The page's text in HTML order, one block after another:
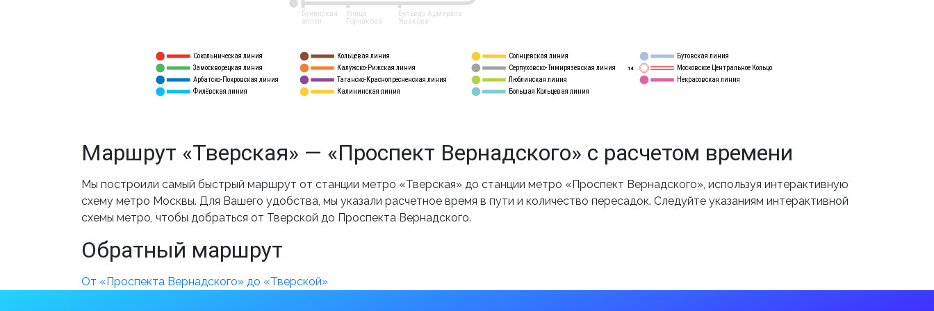
Сокольническая линия
Замоскворецкая линия
Арбатско-Покровская линия
Филёвская линия
Кольцевая линия
Калужско-Рижская линия
Таганско-Краснопресненская линия
Калининская линия
Солнцевская линия
Серпуховско-Тимирязевская линия
Люблинская линия
Бутовская линия
Московское Центральное Кольцо
Большая Кольцевая линия
Некрасовская линия
14
Бульвар Адмирала
Ушакова
Улица
Горчакова
Бунинская
аллея
Маршрут «Тверская» — «Проспект Вернадского» с расчетом времени
Мы построили самый быстрый маршрут от станции метро «Тверская» до станции метро «Проспект Вернадского», используя интерактивную
схему метро Москвы. Для Вашего удобства, мы указали расчетное время в пути и количество пересадок. Следуйте указаниям интерактивной
схемы метро, чтобы добраться от Тверской до Проспекта Вернадского.
Обратный маршрут
От «Проспекта Вернадского» до «Тверской»